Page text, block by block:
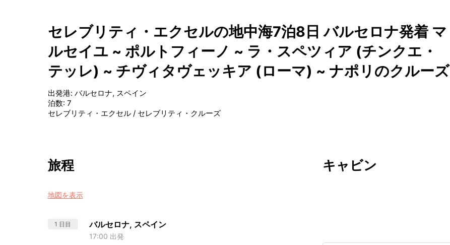
セレブリティ・エクセルの地中海7泊8日 バルセロナ発着 マ
ルセイユ ~ ポルトフィーノ ~ ラ・スペツィア (チンクエ・
テッレ) ~ チヴィタヴェッキア (ローマ) ~ ナポリのクルーズ
出発港: バルセロナ, スペイン
泊数: 7
セレブリティ・エクセル/ セレブリティ・クルーズ
旅程
地図を表示
1 日目 バルセロナ, スペイン
17:00 出発
キャビン